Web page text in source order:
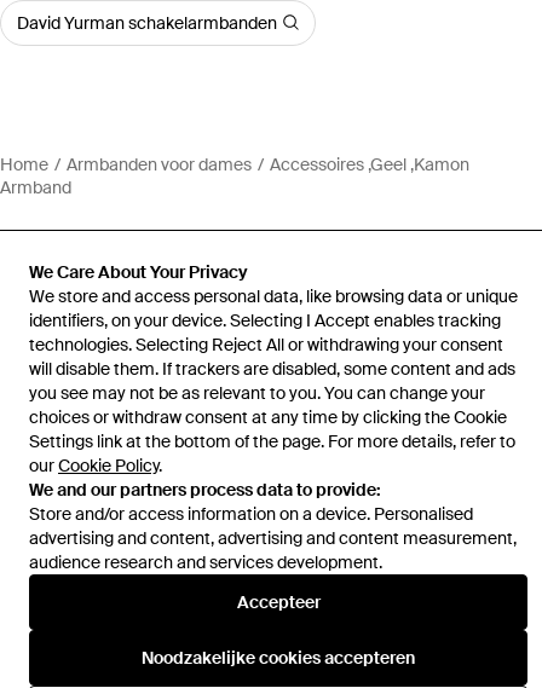
We Care About Your Privacy
We store and access personal data, like browsing data or unique
identifiers, on your device. Selecting I Accept enables tracking
technologies. Selecting Reject All or withdrawing your consent
will disable them. If trackers are disabled, some content and ads
you see may not be as relevant to you. You can change your
choices or withdraw consent at any time by clicking the Cookie
Settings link at the bottom of the page. For more details, refer to
ourCookie Policy.
We and our partners process data to provide:
Store and/or access information on a device. Personalised
advertising and content, advertising and content measurement,
audience research and services development.
Accepteer
Noodzakelijke cookies accepteren
David Yurman schakelarmbanden
Home Armbanden voor dames
Accessoires ,Geel ,Kamon
Armband
Hulp en informatie